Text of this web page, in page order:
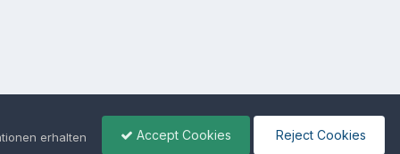
erhalten
Accept Cookies Reject Cookies